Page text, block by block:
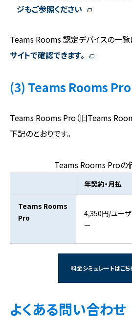
ジもご参照ください
Teams Rooms 認定デバイスの一覧
サイトで確認できます。
(3) Teams Rooms
Teams Rooms Pro（旧Teams
下記のとおりです。
Teams Rooms Proの
年契約・月払
Teams Rooms
Pro
4,350円/ユーザ
ー
料金シミュレートはこち
よくある問い合わせ